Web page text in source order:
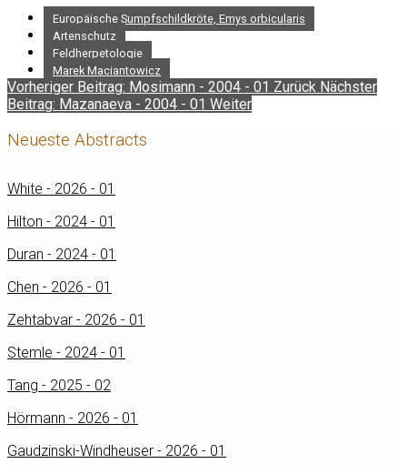
Europäische Sumpfschildkröte, Emys orbicularis
Artenschutz
Feldherpetologie
Marek Maciantowicz
Vorheriger Beitrag: Mosimann - 2004 - 01 Zurück Nächster
Beitrag: Mazanaeva - 2004 - 01 Weiter
Neueste Abstracts
White - 2026 - 01
Hilton - 2024 - 01
Duran - 2024 - 01
Chen - 2026 - 01
Zehtabvar - 2026 - 01
Stemle - 2024 - 01
Tang - 2025 - 02
Hörmann - 2026 - 01
Gaudzinski-Windheuser - 2026 - 01